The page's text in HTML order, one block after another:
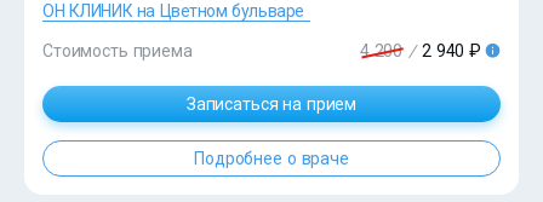
?>
ОН КЛИНИК на Цветном бульваре
Стоимость приема 4 200 / 2 940 ₽
Записаться на прием
Подробнее о враче